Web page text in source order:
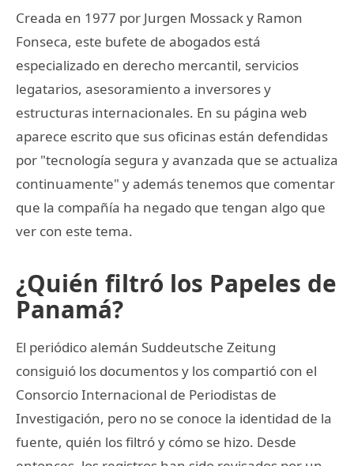
Creada en 1977 por Jurgen Mossack y Ramon
Fonseca, este bufete de abogados está
especializado en derecho mercantil, servicios
legatarios, asesoramiento a inversores y
estructuras internacionales. En su página web
aparece escrito que sus oficinas están defendidas
por "tecnología segura y avanzada que se actualiza
continuamente" y además tenemos que comentar
que la compañía ha negado que tengan algo que
ver con este tema.
¿Quién filtró los Papeles de
Panamá?
El periódico alemán Suddeutsche Zeitung
consiguió los documentos y los compartió con el
Consorcio Internacional de Periodistas de
Investigación, pero no se conoce la identidad de la
fuente, quién los filtró y cómo se hizo. Desde